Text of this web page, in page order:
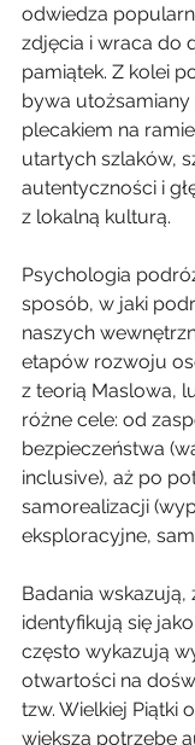
odwiedza
zdjęcia i wraca do
pamiątek. Z kolei
bywa utożsamiany
plecakiem na
utartych szlaków,
autentyczności i
z lokalną kulturą.
Psychologia
sposób, w jaki
naszych
etapów rozwoju
z teorią Maslowa,
różne cele: od
bezpieczeństwa
inclusive), aż po
samorealizacji
eksploracyjne,
Badania wskazują,
identyfikują się
często wykazują
otwartości na
tzw. Wielkiej Piątki
większą potrzebę